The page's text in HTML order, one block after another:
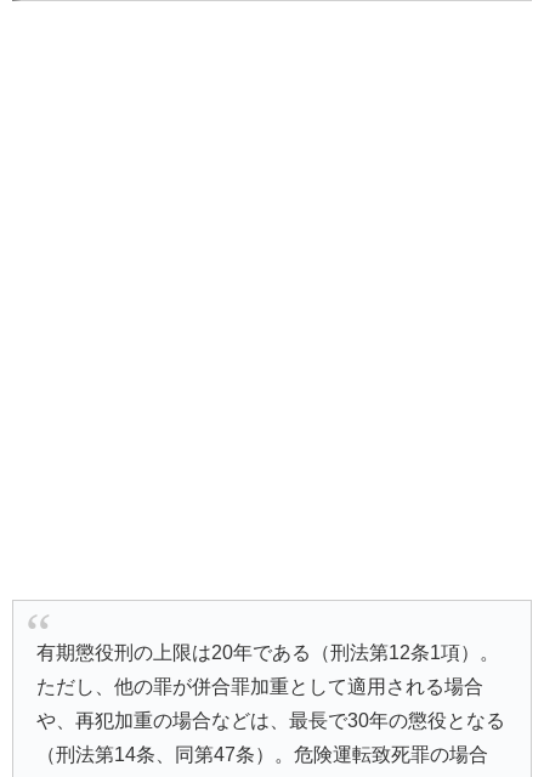
有期懲役刑の上限は20年である（刑法第12条1項）。
ただし、他の罪が併合罪加重として適用される場合
や、再犯加重の場合などは、最長で30年の懲役となる
（刑法第14条、同第47条）。危険運転致死罪の場合